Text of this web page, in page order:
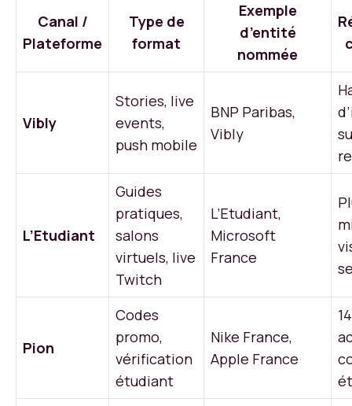
Canal /
Plateforme
Type de
format
Exemple
d’entité
nommée
Vibly
Stories, live
events,
push mobile
BNP Paribas,
Vibly
L’Etudiant
Guides
pratiques,
salons
virtuels, live
Twitch
L’Etudiant,
Microsoft
France
Pion
Codes
promo,
vérification
étudiant
Nike France,
Apple France